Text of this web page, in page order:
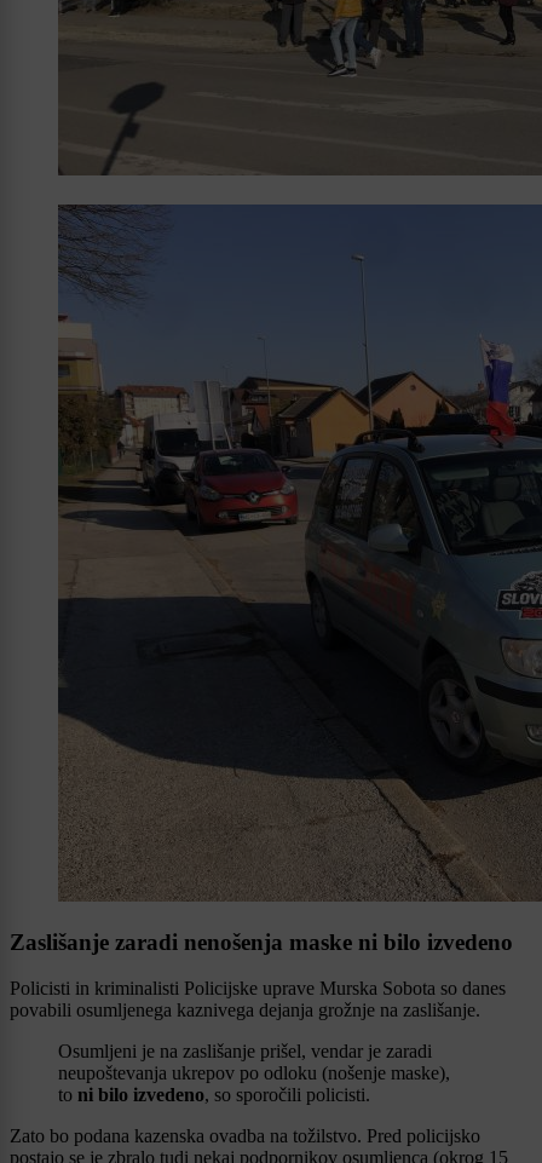
Zaslišanje zaradi nenošenja maske ni bilo izvedeno
Policisti in kriminalisti Policijske uprave Murska Sobota so danes
povabili osumljenega kaznivega dejanja grožnje na zaslišanje.
Osumljeni je na zaslišanje prišel, vendar je zaradi
neupoštevanja ukrepov po odloku (nošenje maske),
to ni bilo izvedeno, so sporočili policisti.
Zato bo podana kazenska ovadba na tožilstvo. Pred policijsko
postajo se je zbralo tudi nekaj podpornikov osumljenca (okrog 15